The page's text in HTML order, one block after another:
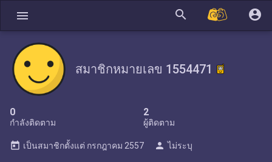
menu search account_circle
สมาชิกหมายเลข 1554471
0
กำลังติดตาม
2
ผู้ติดตาม
today เป็นสมาชิกตั้งแต่ กรกฎาคม 2557 person ไม่ระบุ